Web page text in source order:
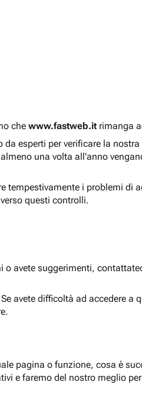
che www.fastweb.it rimanga
esperti per verificare la
una volta all'anno
tempestivamente i problemi di
questi controlli.
o avete suggerimenti,
avete difficoltà ad accedere a
pagina o funzione, cosa è
e faremo del nostro meglio